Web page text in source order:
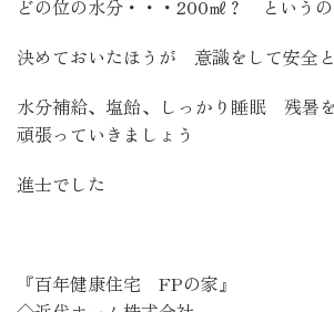
どの位の水分・・・200㎖？ という
決めておいたほうが 意識をして安全
水分補給、塩飴、しっかり睡眠 残暑
頑張っていきましょう
進士でした
『百年健康住宅 FPの家』